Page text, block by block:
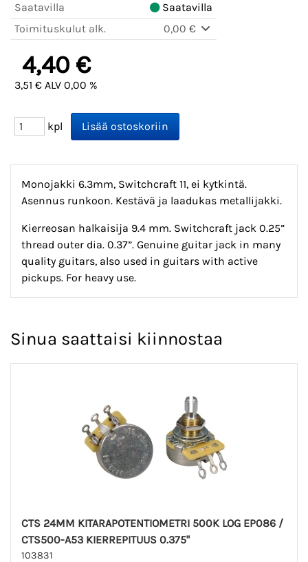
Saatavilla
Saatavilla
Toimituskulut alk.
0,00 €
4,40 €
3,51 € ALV 0,00 %
kpl
Monojakki 6.3mm, Switchcraft 11, ei kytkintä.
Asennus runkoon. Kestävä ja laadukas metallijakki.
Kierreosan halkaisija 9.4 mm. Switchcraft jack 0.25”
thread outer dia. 0.37”. Genuine guitar jack in many
quality guitars, also used in guitars with active
pickups. For heavy use.
Sinua saattaisi kiinnostaa
CTS 24MM KITARAPOTENTIOMETRI 500K LOG EP086 /
CTS500-A53 KIERREPITUUS 0.375"
103831